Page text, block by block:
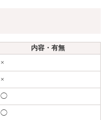
内容・有無
×
×
◯
◯